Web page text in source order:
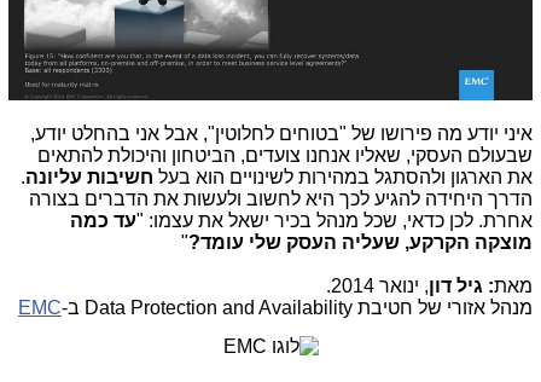
איני יודע מה פירושו של "בטוחים לחלוטין", אבל אני בהחלט יודע,
שבעולם העסקי, שאליו אנחנו צועדים, הביטחון והיכולת להתאים
את הארגון ולהסתגל במהירות לשינויים הוא בעל חשיבות עליונה.
הדרך היחידה להגיע לכך היא לחשוב ולעשות את הדברים בצורה
אחרת. לכן כדאי, שכל מנהל בכיר ישאל את עצמו: "עד כמה
מוצקה הקרקע, שעליה העסק שלי עומד?"
מאת: גיל דון, ינואר 2014.
מנהל אזורי של חטיבת Data Protection and Availability ב-EMC